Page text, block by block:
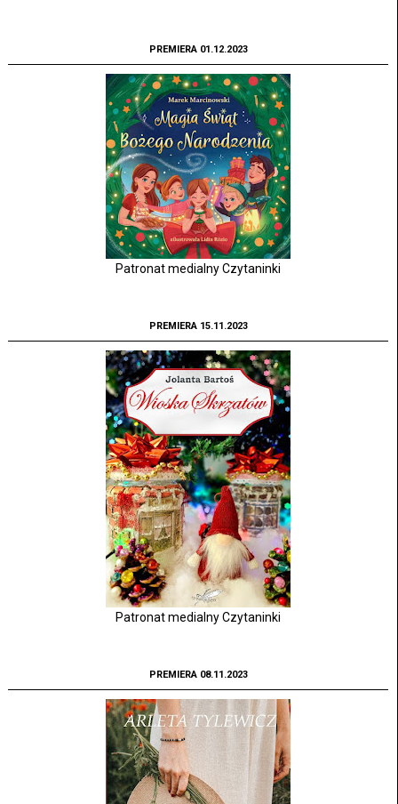
PREMIERA 01.12.2023
Patronat medialny Czytaninki
PREMIERA 15.11.2023
Patronat medialny Czytaninki
PREMIERA 08.11.2023